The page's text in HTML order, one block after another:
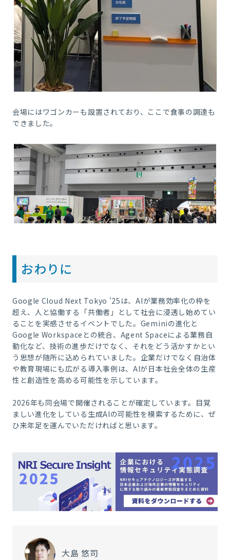
会場にはワゴンカーも設置されており、ここで食事の調達も
できました。
おわりに
Google Cloud Next Tokyo '25は、AIが業務効率化の枠を
超え、人と協働する「共働者」として社会に浸透し始めてい
ることを実感させるイベントでした。Geminiの進化と
Google Workspaceとの統合、Agent Spaceによる業務自
動化など、技術の進歩だけでなく、それをどう活かすかとい
う思想が随所に込められていました。企業だけでなく自治体
や教育現場にも広がる導入事例は、AIが日本社会全体の生産
性と創造性を高める可能性を示しています。
2026年も同会場で開催されることが確定しています。目覚
ましい進化をしている生成AIの可能性を模索するために、ぜ
ひ来年足を運んでいただければと思います。
大島 悠司